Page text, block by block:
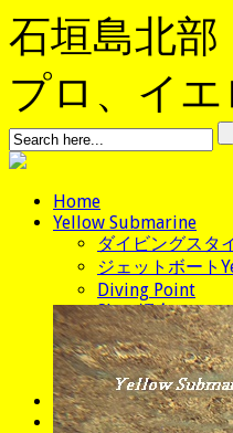
石垣島北
プロ、イ
Home
Yellow Submarine
ダイビングスタ
ジェットボート
Diving Point
Shop紹介
Staff紹介
アクセス
Stay
News
コース/料金